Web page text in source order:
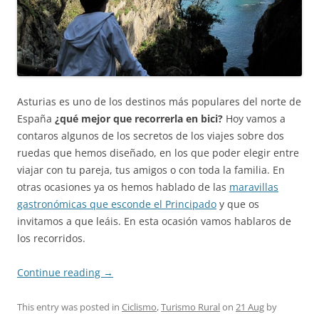
Asturias es uno de los destinos más populares del norte de
España ¿qué mejor que recorrerla en bici? Hoy vamos a
contaros algunos de los secretos de los viajes sobre dos
ruedas que hemos diseñado, en los que poder elegir entre
viajar con tu pareja, tus amigos o con toda la familia. En
otras ocasiones ya os hemos hablado de las maravillas
gastronómicas que esconde el Principado y que os
invitamos a que leáis. En esta ocasión vamos hablaros de
los recorridos.
Continue reading →
This entry was posted in Ciclismo,Turismo Ruralon 21 Aug by